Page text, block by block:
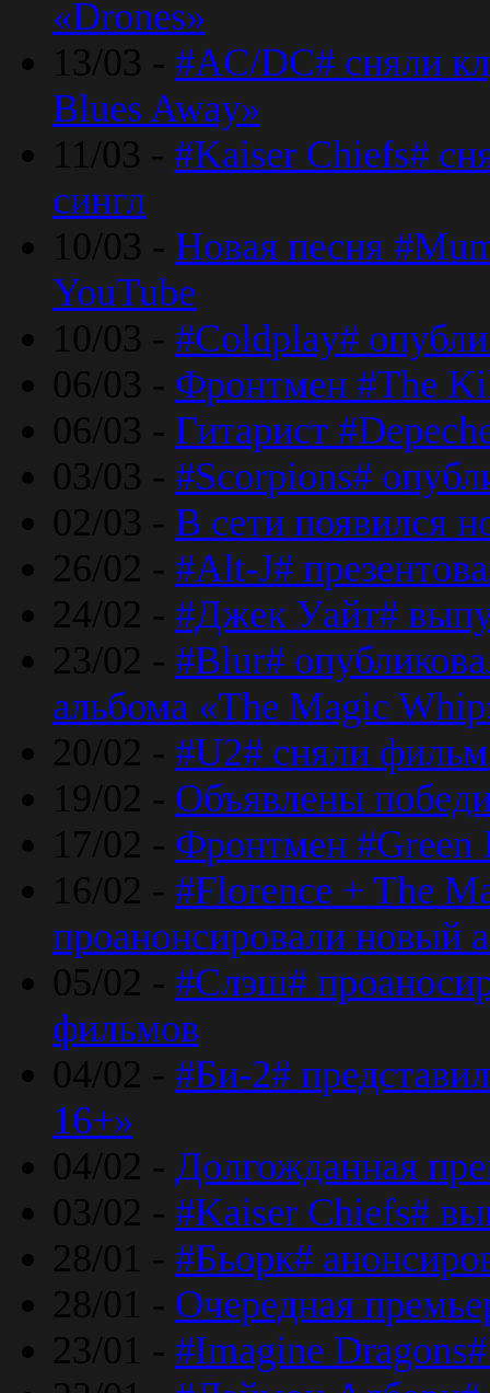
«Drones»
13/03 - #AC/DC# сняли
Blues Away»
11/03 - #Kaiser Chiefs#
сингл
10/03 - Новая песня
YouTube
10/03 - #Coldplay#
06/03 - Фронтмен #The
06/03 - Гитарист
03/03 - #Scorpions#
02/03 - В сети появился
26/02 - #Alt-J#
24/02 - #Джек Уайт#
23/02 - #Blur#
альбома «The Magic
20/02 - #U2# сняли
19/02 - Объявлены
17/02 - Фронтмен #Green
16/02 - #Florence + The
проанонсировали новый
05/02 - #Слэш#
фильмов
04/02 - #Би-2#
16+»
04/02 - Долгожданная
03/02 - #Kaiser Chiefs#
28/01 - #Бьорк#
28/01 - Очередная
23/01 - #Imagine